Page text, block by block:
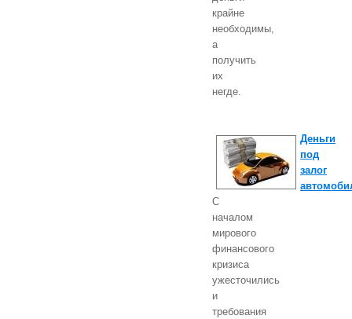
крайне
необходимы,
а
получить
их
негде.
Деньги
под
залог
С
началом
мирового
финансового
кризиса
ужесточились
и
требования